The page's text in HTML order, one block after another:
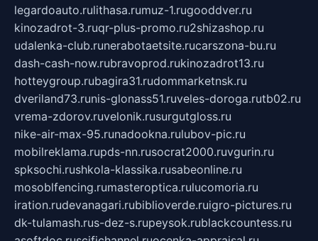
legardoauto.rulithasa.rumuz-1.rugooddver.ru
kinozadrot-3.ruqr-plus-promo.ru2shizashop.ru
udalenka-club.runerabotaetsite.rucarszona-bu.ru
dash-cash-now.rubravoprod.rukinozadrot13.ru
hotteygroup.rubagira31.rudommarketnsk.ru
dveriland73.runis-glonass51.ruveles-doroga.rutb02.ru
vrema-zdorov.ruvelonik.rusurgutgloss.ru
nike-air-max-95.runadookna.rulubov-pic.ru
mobilreklama.rupds-nn.rusocrat2000.ruvgurin.ru
spksochi.rushkola-klassika.rusabeonline.ru
mosoblfencing.rumasteroptica.rulucomoria.ru
iration.rudevanagari.rubiblioverde.ruigro-pictures.ru
dk-tulamash.rus-dez-s.rupeysok.rublackcountess.ru